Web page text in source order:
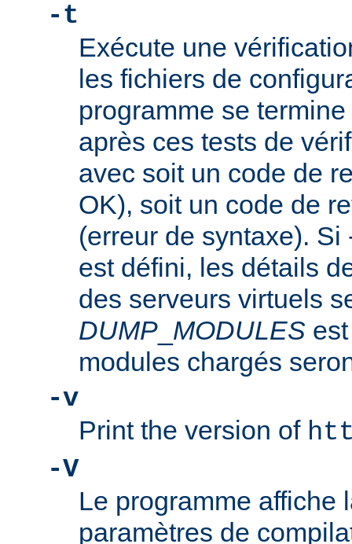
-t
Exécute une
les fichiers de
programme se
après ces tests de
avec soit un code de
OK), soit un code de
(erreur de syntaxe).
est défini, les détails
des serveurs virtuels
DUMP MODULES
modules chargés
-v
Print the version of
-V
Le programme affiche
paramètres de